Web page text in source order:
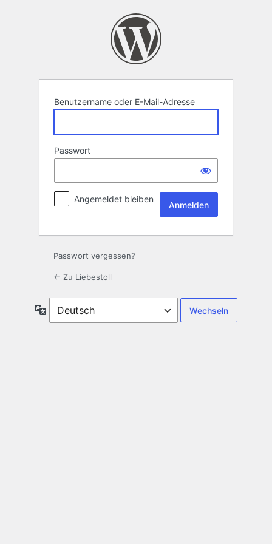
Benutzername oder E-Mail-Adresse
Passwort
Angemeldet bleiben
Passwort vergessen?
← Zu Liebestoll
Sprache